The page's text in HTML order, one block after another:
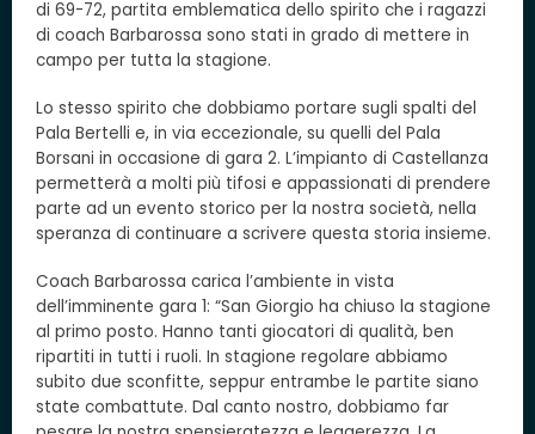
di 69-72, partita emblematica dello spirito che i ragazzi
di coach Barbarossa sono stati in grado di mettere in
campo per tutta la stagione.
Lo stesso spirito che dobbiamo portare sugli spalti del
Pala Bertelli e, in via eccezionale, su quelli del Pala
Borsani in occasione di gara 2. L’impianto di Castellanza
permetterà a molti più tifosi e appassionati di prendere
parte ad un evento storico per la nostra società, nella
speranza di continuare a scrivere questa storia insieme.
Coach Barbarossa carica l’ambiente in vista
dell’imminente gara 1: “San Giorgio ha chiuso la stagione
al primo posto. Hanno tanti giocatori di qualità, ben
ripartiti in tutti i ruoli. In stagione regolare abbiamo
subito due sconfitte, seppur entrambe le partite siano
state combattute. Dal canto nostro, dobbiamo far